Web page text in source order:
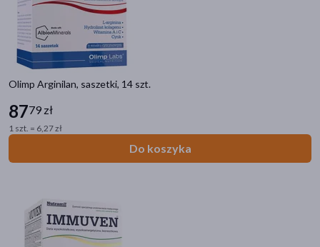
Hit
Olimp Arginilan, saszetki, 14 szt.
8779 zł
1 szt. = 6,27 zł
Do koszyka